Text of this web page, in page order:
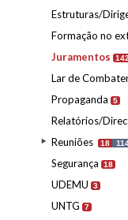
Estruturas/
Formação no
Juramentos 142
Lar de
Propaganda 5
Relatórios/
Reuniões 18
Segurança 18
UDEMU 3
UNTG 7